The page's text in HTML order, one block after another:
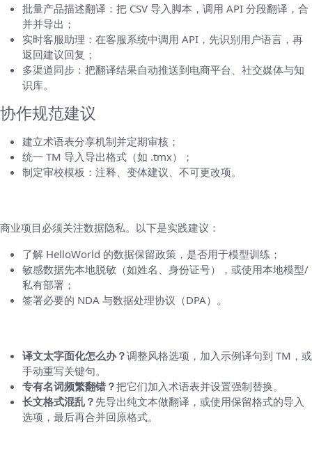
批量产品描述翻译：把 CSV 导入脚本，调用 API 分段翻译，合
并并导出；
实时客服助理：在客服系统中调用 API，先识别用户语言，再
返回建议回复；
多渠道同步：把翻译结果自动推送到电商平台、社交媒体与知
识库。
协作规范建议
建立术语表分享机制并定期审核；
统一 TM 导入导出格式（如 .tmx）；
制定审校模板：注释、变体建议、不可更改项。
商业项目必须关注数据隐私。以下是实践建议：
了解 HelloWorld 的数据保留政策，是否用于模型训练；
敏感数据先本地脱敏（如姓名、身份证号），或使用本地模型/
私有部署；
签署必要的 NDA 与数据处理协议（DPA）。
译文太字面化怎么办？调整风格选项，加入示例译句到 TM，或
手动重写关键句。
专有名词频繁翻错？把它们加入术语表并设置强制替换。
长文格式混乱？ 先导出纯文本做翻译，或使用保留格式的导入
选项，最后再合并回原格式。